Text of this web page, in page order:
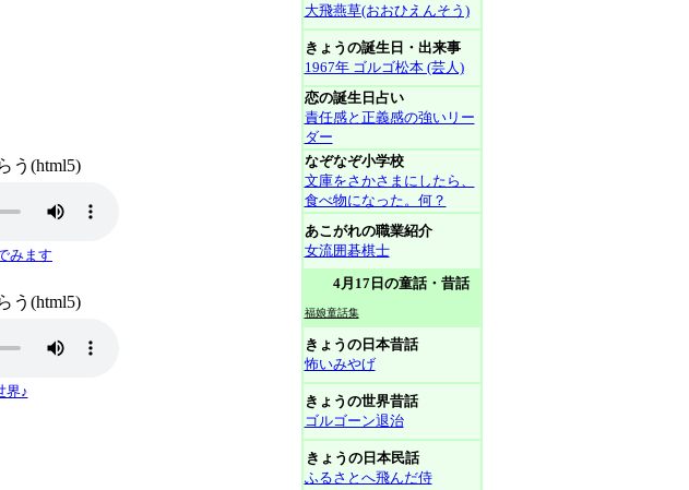
う(html5)
みます
う(html5)
界♪
大飛燕草(おおひえんそう)
きょうの誕生日・出来事
1967年 ゴルゴ松本 (芸人)
恋の誕生日占い
責任感と正義感の強いリー
ダー
なぞなぞ小学校
文庫をさかさまにしたら、
食べ物になった。何？
あこがれの職業紹介
女流囲碁棋士
4月17日の童話・昔話
福娘童話集
きょうの日本昔話
怖いみやげ
きょうの世界昔話
ゴルゴーン退治
きょうの日本民話
ふるさとへ飛んだ侍